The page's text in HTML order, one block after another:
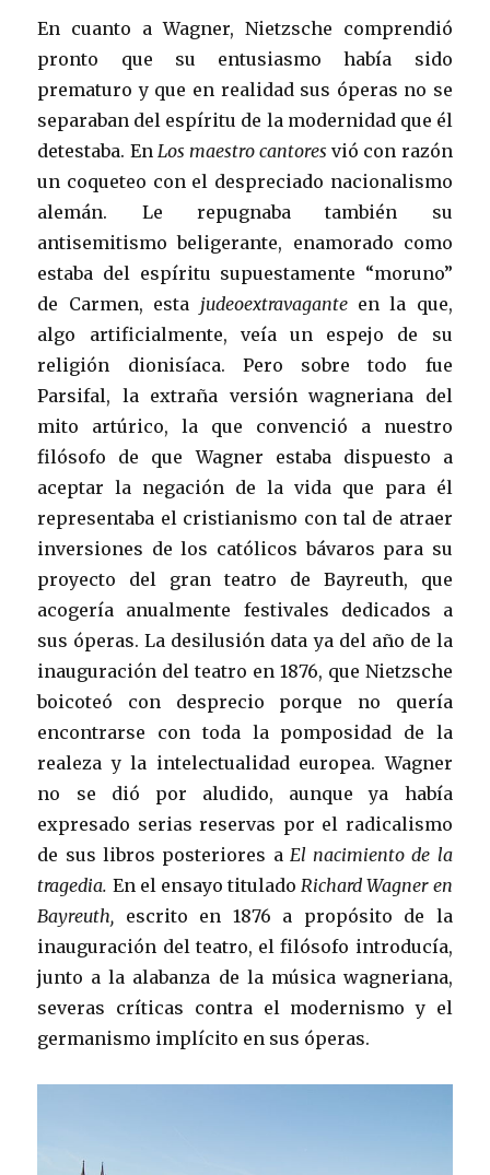
En cuanto a Wagner, Nietzsche comprendió
pronto que su entusiasmo había sido
prematuro y que en realidad sus óperas no se
separaban del espíritu de la modernidad que él
detestaba. EnLos maestro cantoresvió con razón
un coqueteo con el despreciado nacionalismo
alemán. Le repugnaba también su
antisemitismo beligerante, enamorado como
estaba del espíritu supuestamente “moruno”
de Carmen, esta judeoextravaganteen la que,
algo artificialmente, veía un espejo de su
religión dionisíaca. Pero sobre todo fue
Parsifal, la extraña versión wagneriana del
mito artúrico, la que convenció a nuestro
filósofo de que Wagner estaba dispuesto a
aceptar la negación de la vida que para él
representaba el cristianismo con tal de atraer
inversiones de los católicos bávaros para su
proyecto del gran teatro de Bayreuth, que
acogería anualmente festivales dedicados a
sus óperas. La desilusión data ya del año de la
inauguración del teatro en 1876, que Nietzsche
boicoteó con desprecio porque no quería
encontrarse con toda la pomposidad de la
realeza y la intelectualidad europea. Wagner
no se dió por aludido, aunque ya había
expresado serias reservas por el radicalismo
de sus libros posteriores a El nacimiento de la
tragedia. En el ensayo titulado Richard Wagner en
Bayreuth, escrito en 1876 a propósito de la
inauguración del teatro, el filósofo introducía,
junto a la alabanza de la música wagneriana,
severas críticas contra el modernismo y el
germanismo implícito en sus óperas.